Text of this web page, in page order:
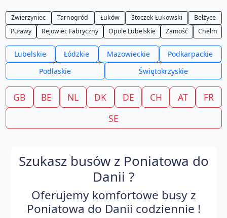
Zwierzyniec Tarnogród Łuków Stoczek Łukowski
Bełżyce
Puławy
Rejowiec Fabryczny Opole Lubelskie Zamość Chełm
Lubelskie Łódzkie Mazowieckie
Podkarpackie
Podlaskie
Świętokrzyskie
GB BE NL DK DE CH AT
FR
SE
Szukasz busów z Poniatowa do
Danii ?
Oferujemy komfortowe busy z
Poniatowa do Danii codziennie !